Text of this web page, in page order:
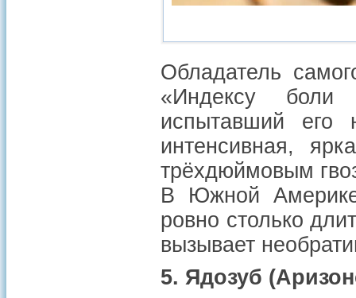
Обладатель
«Индексу
испытавший
интенсивная,
трёхдюймовым
В Южной
ровно столько
вызывает
5. Ядозуб